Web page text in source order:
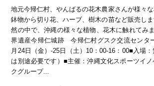
地元今帰仁村、やんばるの花木農家さんが様々
鉢物から切り花、ハーブ、樹木の苗など販売し
然の中で、沖縄の様々な植物、花木に触れてみ
界遺産今帰仁城跡 今帰仁村グスク交流センタ
月24日（金）-25日（土）10：00-16：00■入場
は別途必要です）■主催：沖縄文化スポーツイ
クグループ...